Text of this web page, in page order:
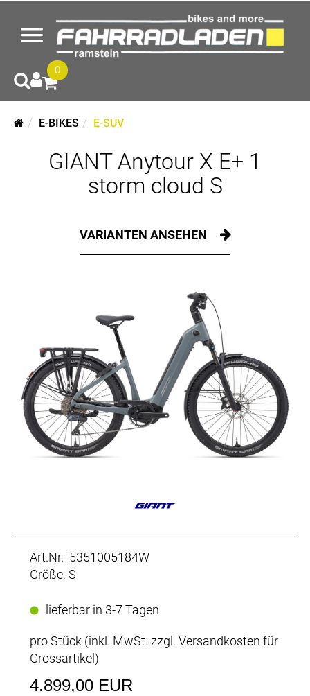
0
E-BIKES E-SUV
GIANT Anytour X E+ 1
storm cloud S
VARIANTEN ANSEHEN
Art.Nr. 5351005184W
Größe: S
lieferbar in 3-7 Tagen
pro Stück (inkl. MwSt. zzgl. Versandkosten für
Grossartikel)
4.899,00 EUR